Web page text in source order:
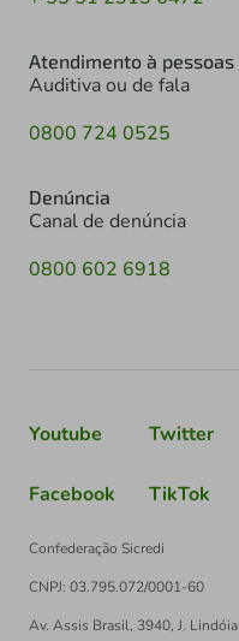
Atendimento à
Auditiva ou de fala
0800 724 0525
Denúncia
Canal de denúncia
0800 602 6918
Youtube Twitter
Facebook TikTok
Confederação Sicredi
CNPJ: 03.795.072/0001-60
Av. Assis Brasil, 3940, J.